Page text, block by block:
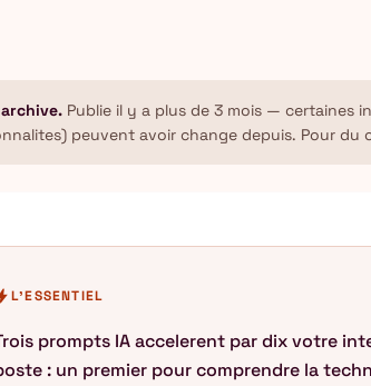
Publie il y a plus de 3 mois — certaines
peuvent avoir change depuis. Pour du
L'ESSENTIEL
prompts IA accelerent par dix votre
: un premier pour comprendre la